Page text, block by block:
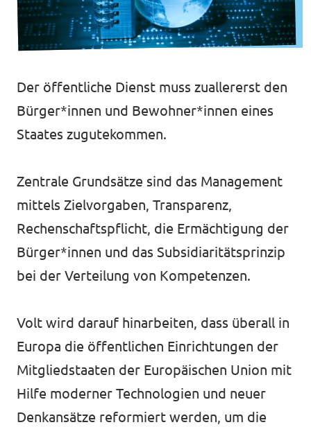
Volt in deinem Bundesland
Volt Deutschland Merchandise Shop
Unsere Events
Deine Spende für Volt!
Jobs bei Volt RLP
Videos & Reels
Transparenz
Der öffentliche Dienst muss zuallererst den
Bürger*innen und Bewohner*innen eines
Staates zugutekommen.
Zentrale Grundsätze sind das Management
mittels Zielvorgaben, Transparenz,
Rechenschaftspflicht, die Ermächtigung der
Bürger*innen und das Subsidiaritätsprinzip
bei der Verteilung von Kompetenzen.
Volt wird darauf hinarbeiten, dass überall in
Europa die öffentlichen Einrichtungen der
Mitgliedstaaten der Europäischen Union mit
Hilfe moderner Technologien und neuer
Denkansätze reformiert werden, um die